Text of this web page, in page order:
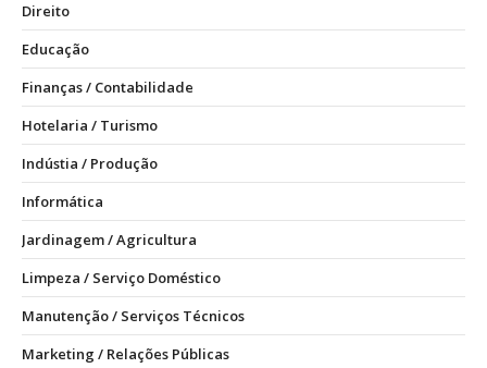
Direito
Educação
Finanças / Contabilidade
Hotelaria / Turismo
Indústia / Produção
Informática
Jardinagem / Agricultura
Limpeza / Serviço Doméstico
Manutenção / Serviços Técnicos
Marketing / Relações Públicas